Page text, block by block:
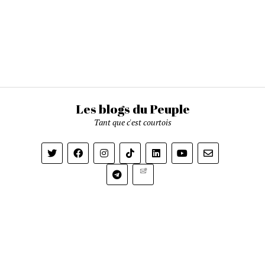
Les blogs du Peuple
Tant que c'est courtois